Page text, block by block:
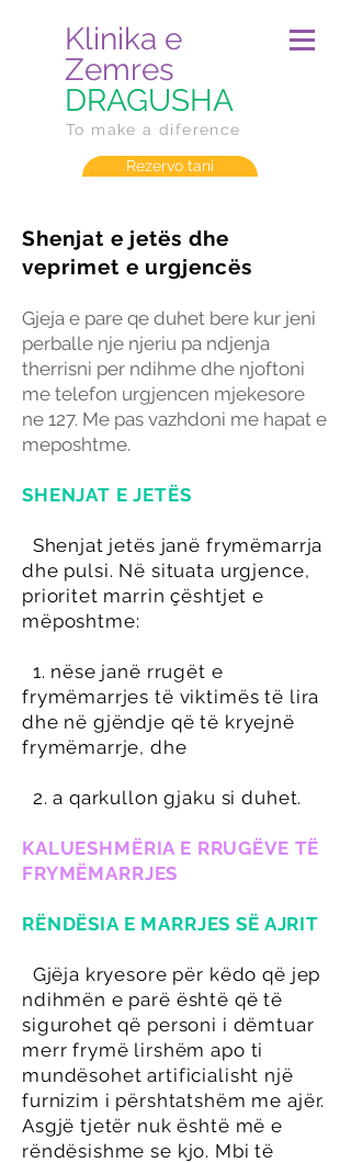
Klinika e
Zemres
DRAGUSHA
To make a diference
Rezervo tani
Shenjat e jetës dhe
veprimet e urgjencës
Gjeja e pare qe duhet bere kur jeni
perballe nje njeriu pa ndjenja
therrisni per ndihme dhe njoftoni
me telefon urgjencen mjekesore
ne 127. Me pas vazhdoni me hapat e
meposhtme.
SHENJAT E JETËS
Shenjat jetës janë frymëmarrja
dhe pulsi. Në situata urgjence,
prioritet marrin çështjet e
mëposhtme:
1. nëse janë rrugët e
frymëmarrjes të viktimës të lira
dhe në gjëndje që të kryejnë
frymëmarrje, dhe
2. a qarkullon gjaku si duhet.
KALUESHMËRIA E RRUGËVE TË
FRYMËMARRJES
RËNDËSIA E MARRJES SË AJRIT
Gjëja kryesore për këdo që jep
ndihmën e parë është që të
sigurohet që personi i dëmtuar
merr frymë lirshëm apo ti
mundësohet artificialisht një
furnizim i përshtatshëm me ajër.
Asgjë tjetër nuk është më e
rëndësishme se kjo. Mbi të